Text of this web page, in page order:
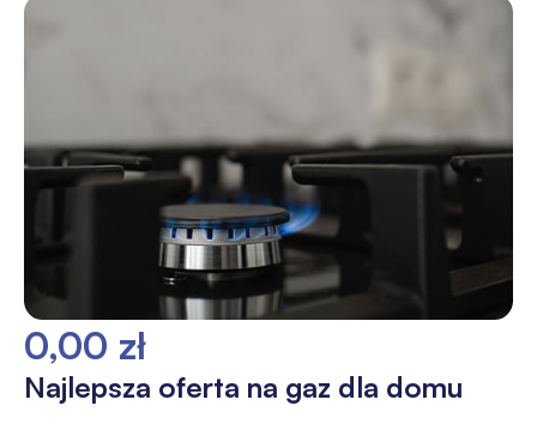
0,00 zł
Najlepsza oferta na gaz dla domu